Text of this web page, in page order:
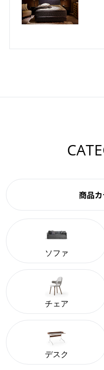
商品
ソファ
チェア
デスク